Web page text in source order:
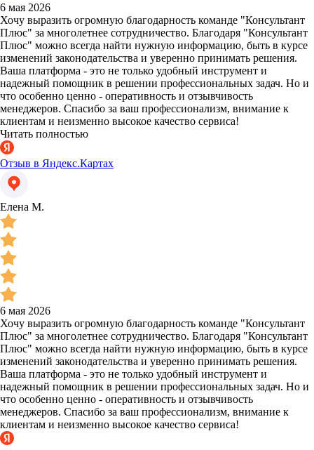
6 мая 2026
Хочу выразить огромную благодарность команде "Консультант
Плюс" за многолетнее сотрудничество. Благодаря "Консультант
Плюс" можно всегда найти нужную информацию, быть в курсе
изменений законодательства и уверенно принимать решения.
Ваша платформа - это не только удобный инструмент и
надежный помощник в решении профессиональных задач. Но и
что особенно ценно - оперативность и отзывчивость
менеджеров. Спасибо за ваш профессионализм, внимание к
клиентам и неизменно высокое качество сервиса!
Читать полностью
Отзыв в Яндекс.Картах
Елена М.
6 мая 2026
Хочу выразить огромную благодарность команде "Консультант
Плюс" за многолетнее сотрудничество. Благодаря "Консультант
Плюс" можно всегда найти нужную информацию, быть в курсе
изменений законодательства и уверенно принимать решения.
Ваша платформа - это не только удобный инструмент и
надежный помощник в решении профессиональных задач. Но и
что особенно ценно - оперативность и отзывчивость
менеджеров. Спасибо за ваш профессионализм, внимание к
клиентам и неизменно высокое качество сервиса!